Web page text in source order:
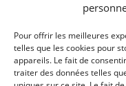
Pour offrir les meilleures
telles que les cookies pour
appareils. Le fait de
traiter des données telles
Les frères
Éco